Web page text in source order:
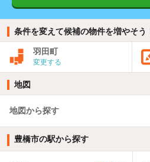
条件を変えて候補の物件を増やそう
羽田町
変更する
地図
地図から探す
豊橋市の駅から探す